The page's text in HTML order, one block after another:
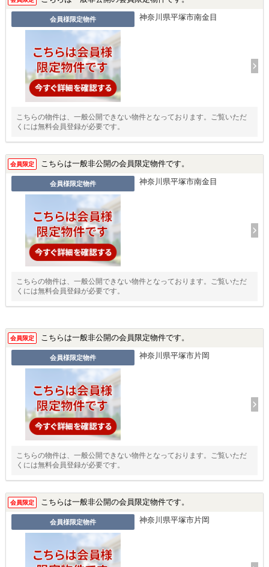
会員様限定物件 神奈川県平塚市南金目
こちらの物件は、一般公開できない物件となっております。ご覧いただ
くには無料会員登録が必要です。
会員限定 こちらは一般非公開の会員限定物件です。
会員様限定物件 神奈川県平塚市南金目
こちらの物件は、一般公開できない物件となっております。ご覧いただ
くには無料会員登録が必要です。
会員限定 こちらは一般非公開の会員限定物件です。
会員様限定物件 神奈川県平塚市片岡
こちらの物件は、一般公開できない物件となっております。ご覧いただ
くには無料会員登録が必要です。
会員限定 こちらは一般非公開の会員限定物件です。
会員様限定物件 神奈川県平塚市片岡